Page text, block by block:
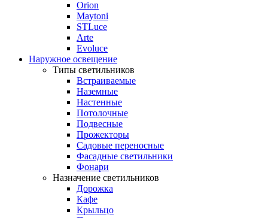
Orion
Maytoni
STLuce
Arte
Evoluce
Наружное освещение
Типы светильников
Встраиваемые
Наземные
Настенные
Потолочные
Подвесные
Прожекторы
Садовые переносные
Фасадные светильники
Фонари
Назначение светильников
Дорожка
Кафе
Крыльцо